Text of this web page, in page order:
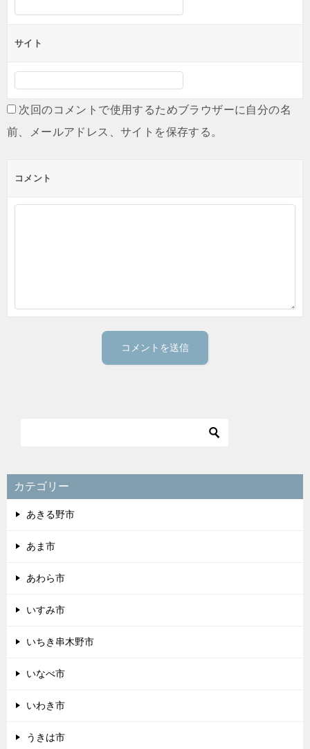
サイト
次回のコメントで使用するためブラウザーに自分の名
前、メールアドレス、サイトを保存する。
コメント
カテゴリー
あきる野市
あま市
あわら市
いすみ市
いちき串木野市
いなべ市
いわき市
うきは市